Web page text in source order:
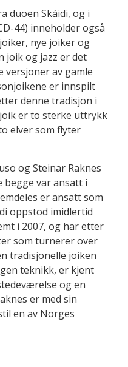
duoen Skáidi, og i
44) inneholder også
nye joiker og
joik og jazz er det
versjoner av gamle
er innspilt
denne tradisjon i
er to sterke uttrykk
elver som flyter
og Steinar Raknes
begge var ansatt i
er ansatt som
oppstod imidlertid
i 2007, og har etter
som turnerer over
tradisjonelle joiken
teknikk, er kjent
og en
er med sin
en av Norges